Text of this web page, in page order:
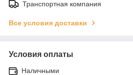
Транспортная компания
Все условия доставки
Условия оплаты
Наличными